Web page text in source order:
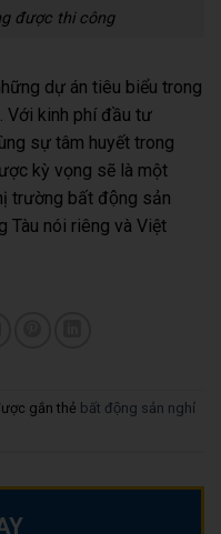
được thi công
dự án tiêu biểu trong
Với kinh phí đầu tư
sự tâm huyết trong
kỳ vọng sẽ là một
trường bất động sản
Tàu nói riêng và Việt
gắn thẻ bất động sản nghỉ